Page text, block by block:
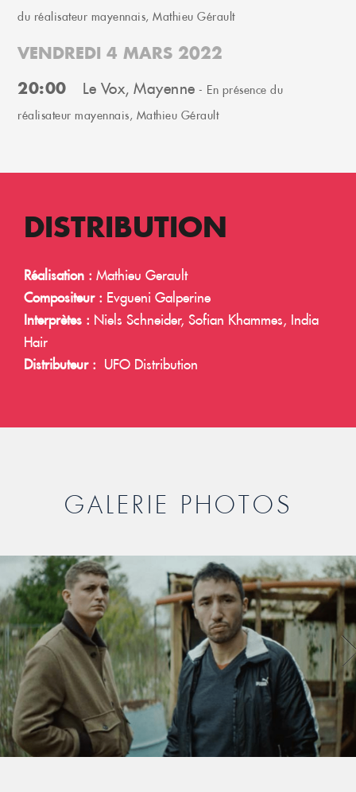
du réalisateur mayennais, Mathieu Gérault
VENDREDI 4 MARS 2022
20:00 Le Vox, Mayenne - En présence du
réalisateur mayennais, Mathieu Gérault
DISTRIBUTION
Réalisation : Mathieu Gerault
Compositeur : Evgueni Galperine
Interprètes : Niels Schneider, Sofian Khammes, India
Hair
Distributeur : UFO Distribution
GALERIE PHOTOS